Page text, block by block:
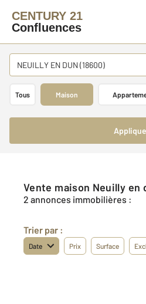
CENTURY 21
Confluences
NEUILLY EN DUN (18600)
Tous Maison
Vente maison Neuilly en
2 annonces immobilières :
Trier par :
Date Prix Surface